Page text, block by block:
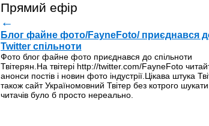
Прямий ефір
←
Блог файне фото/FayneFoto/ приєднався
Twitter спільноти
Фото блог файне фото приєднався до спільноти
Твітерян.На твітері http://twitter.com/FayneFoto
анонси постів і новин фото індустрії.Цікава штука
також сайт Україномовний Твітер без котрого
читачів було б просто нереально.